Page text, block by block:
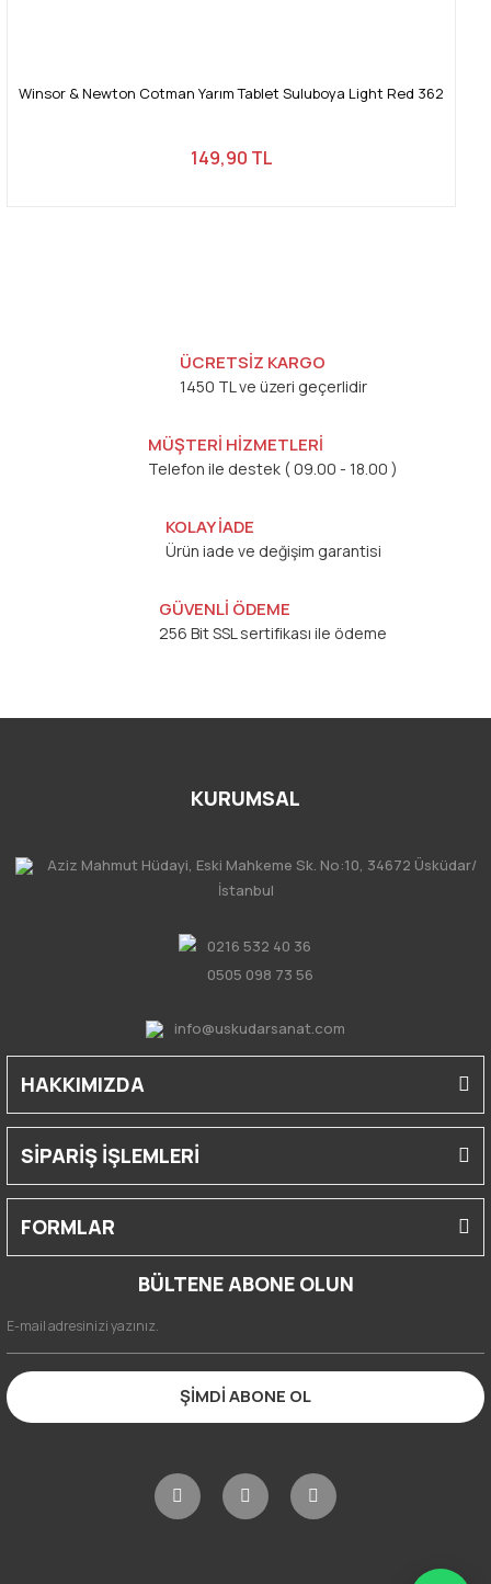
Winsor & Newton Cotman Yarım Tablet Suluboya Light Red 362
149,90 TL
ÜCRETSİZ KARGO
1450 TL ve üzeri geçerlidir
MÜŞTERİ HİZMETLERİ
Telefon ile destek ( 09.00 - 18.00 )
KOLAY İADE
Ürün iade ve değişim garantisi
GÜVENLİ ÖDEME
256 Bit SSL sertifikası ile ödeme
KURUMSAL
Aziz Mahmut Hüdayi, Eski Mahkeme Sk. No:10, 34672 Üsküdar/
İstanbul
0216 532 40 36
0505 098 73 56
info@uskudarsanat.com
HAKKIMIZDA
SİPARİŞ İŞLEMLERİ
FORMLAR
BÜLTENE ABONE OLUN
ŞİMDİ ABONE OL